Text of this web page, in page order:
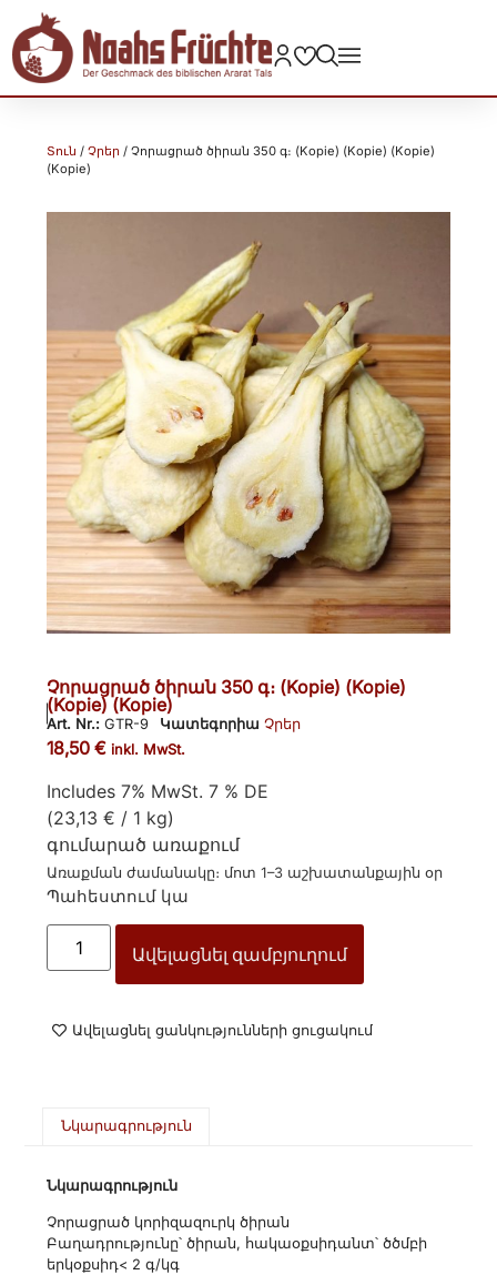
Տուն /Չրեր / Չորացրած ծիրան 350 գ։ (Kopie) (Kopie) (Kopie)
(Kopie)
Չորացրած ծիրան 350 գ։ (Kopie) (Kopie)
(Kopie) (Kopie)
Art. Nr.:GTR-9 Կատեգորիա Չրեր
18,50€ inkl. MwSt.
Includes 7% MwSt. 7 % DE
(23,13€ / 1 kg)
գումարած առաքում
Առաքման ժամանակը։ մոտ 1–3 աշխատանքային օր
Պահեստում կա
Ավելացնել զամբյուղում
Ավելացնել ցանկությունների ցուցակում
Նկարագրություն
Նկարագրություն
Չորացրած կորիզազուրկ ծիրան
Բաղադրությունը՝ ծիրան, հակաօքսիդանտ՝ ծծմբի
երկօքսիդ< 2 գ/կգ